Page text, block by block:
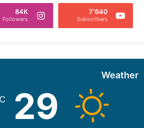
7٬640
Subscribers
84K
Followers
Weather
29